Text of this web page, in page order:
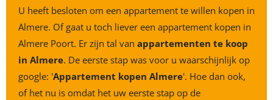
U heeft besloten om een appartement te willen kopen in
Almere. Of gaat u toch liever een appartement kopen in
Almere Poort. Er zijn tal van appartementen te koop
in Almere. De eerste stap was voor u waarschijnlijk op
google: 'Appartement kopen Almere'. Hoe dan ook,
of het nu is omdat het uw eerste stap op de